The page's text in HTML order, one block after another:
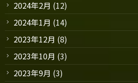
2024年2月 (12)
2024年1月 (14)
2023年12月 (8)
2023年10月 (3)
2023年9月 (3)